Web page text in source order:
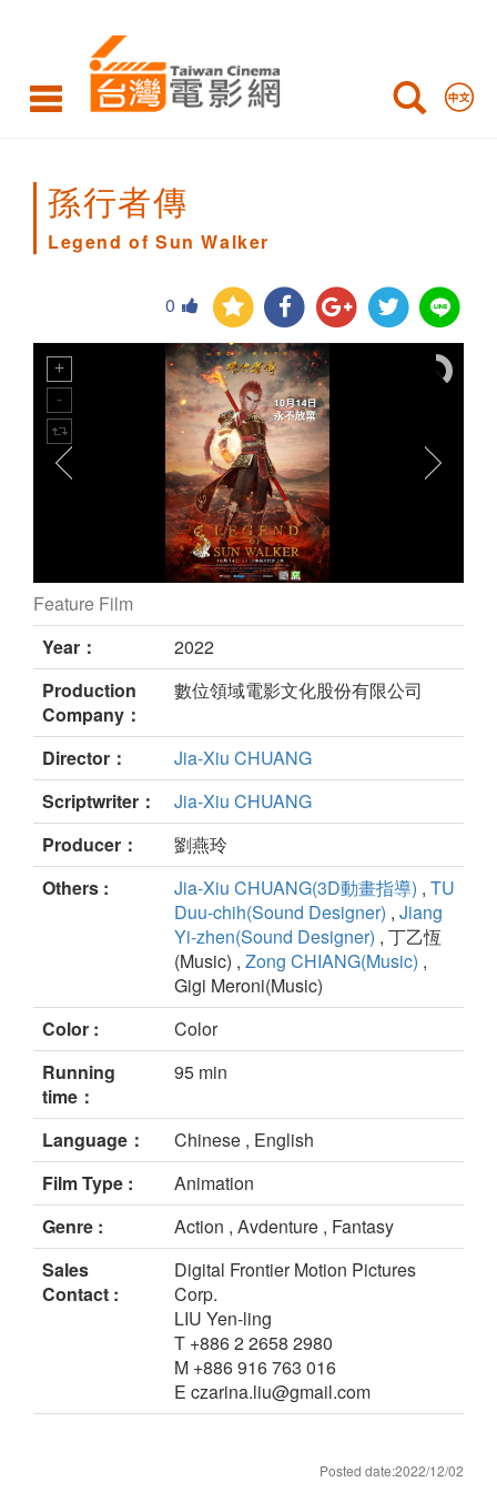
Legend
Sun
孫行者傳
Legend of Sun Walker
0
Legend of Sun Walker still
Feature Film
Year：
2022
Production
Company：
數位領域電影文化股份有限公司
Director：
Jia-Xiu CHUANG
Scriptwriter：
Jia-Xiu CHUANG
Producer：
劉燕玲
Others :
Jia-Xiu CHUANG(3D動畫指導) , TU
Duu-chih(Sound Designer) , Jiang
Yi-zhen(Sound Designer) , 丁乙恆
(Music) , Zong CHIANG(Music) ,
Gigi Meroni(Music)
Color :
Color
Running
time：
95 min
Language：
Chinese , English
Film Type :
Animation
Genre :
Action , Avdenture , Fantasy
Sales
Contact :
Digital Frontier Motion Pictures
Corp.
LIU Yen-ling
T +886 2 2658 2980
M +886 916 763 016
E czarina.liu@gmail.com
Posted date:2022/12/02